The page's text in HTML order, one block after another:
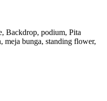
Backdrop, podium, Pita
meja bunga, standing flower,